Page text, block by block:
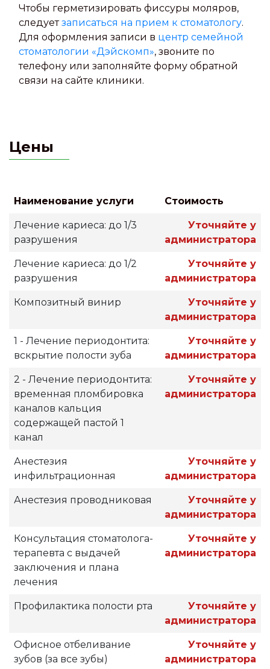
Чтобы герметизировать фиссуры моляров,
следуетзаписаться на прием к стоматологу.
Для оформления записи в центр семейной
стоматологии «Дэйскомп», звоните по
телефону или заполняйте форму обратной
связи на сайте клиники.
Цены
Наименование услуги Стоимость
Лечение кариеса: до 1/3
разрушения
Уточняйте у
администратора
Лечение кариеса: до 1/2
разрушения
Уточняйте у
администратора
Композитный винир
Уточняйте у
администратора
1 - Лечение периодонтита:
вскрытие полости зуба
Уточняйте у
администратора
2 - Лечение периодонтита:
временная пломбировка
каналов кальция
содержащей пастой 1
канал
Уточняйте у
администратора
Анестезия
инфильтрационная
Уточняйте у
администратора
Анестезия проводниковая
Уточняйте у
администратора
Консультация стоматолога-
терапевта с выдачей
заключения и плана
лечения
Уточняйте у
администратора
Профилактика полости рта
Уточняйте у
администратора
Офисное отбеливание
зубов (за все зубы)
Уточняйте у
администратора